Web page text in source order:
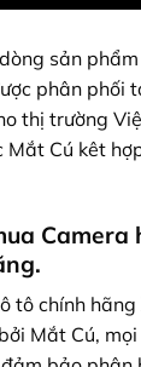
sản
phân phối
thị trường
Mắt Cú kêt
Camera
tô chính
Mắt Cú,